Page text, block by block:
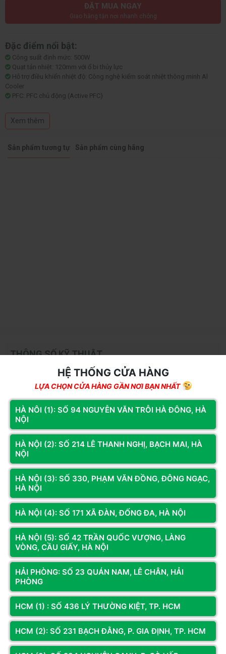
ĐẶT MUA NGAY
Giao hàng tận nơi nhanh chóng
Đặc điểm nổi bật:
Công suất định mức: 500W
Quạt tản nhiệt: 120mm với ổ bi thủy lực
Hỗ trợ điều khiển nhiệt độ: Công nghệ kiểm soát nhiệt thông minh Al
Cooler
PFC: PFC chủ động (Active PFC)
Kích thước: 140mm x 150mm x 85mm
Cổng kết nối: 2 x D-type 4PIN, 3 x SATA, 1 x 24(20+4)PIN, 1 x 8(4+4)PIN, 2
Xem thêm
Sản phẩm tương tự Sản phẩm cùng hãng
THÔNG SỐ KỸ THUẬT
Chi tiết
Tình trạng
Mới
Model SGD600A
Hãng sản xuất SEGOTEP
Chuẩn PSU 80 Plus
Số rail Multi rail
Công suất 400W – 550W
Hiệu suất tối đa 80%
Điện áp đầu vào 200 – 240V AC / 50 – 60Hz
Chỉnh lưu PFC Passive PFC
Kiểu dây Non Modular
Kiểu dây cáp Bọc lưới
Kích thước ATX – 150 x 140 x 86 mm
Trọng lượng 1.6 kg
Đầu nối chính ATX 24 pin
Đầu nối CPU EPS (4+4) pin
Xem thêm
Đánh giá & Nhận xét về NGUỒN SEGOTEP SG-D600A-
U5 500W ĐEN
HỆ THỐNG CỬA HÀNG
LỰA CHỌN CỬA HÀNG GẦN NƠI BẠN NHẤT
HÀ NÔI (1): SỐ 94 NGUYỄN VĂN TRỖI HÀ ĐÔNG, HÀ
NỘI
HÀ NỘI (2): SỐ 214 LÊ THANH NGHỊ, BẠCH MAI, HÀ
NỘI
HÀ NỘI (3): SỐ 330, PHẠM VĂN ĐỒNG, ĐÔNG NGẠC,
HÀ NỘI
HÀ NỘI (4): SỐ 171 XÃ ĐÀN, ĐỐNG ĐA, HÀ NỘI
HÀ NỘI (5): SỐ 42 TRẦN QUỐC VƯỢNG, LÀNG
VÒNG, CẦU GIẤY, HÀ NỘI
HẢI PHÒNG: SỐ 23 QUÁN NAM, LÊ CHÂN, HẢI
PHÒNG
HCM (1) : SỐ 436 LÝ THƯỜNG KIỆT, TP. HCM
HCM (2): SỐ 231 BẠCH ĐẰNG, P. GIA ĐỊNH, TP. HCM